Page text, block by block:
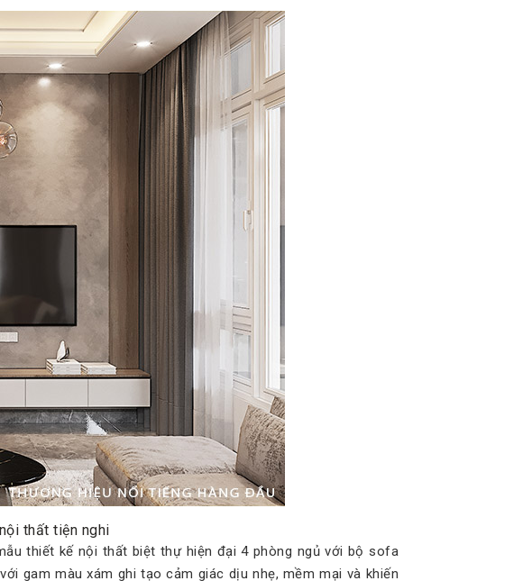
thất tiện nghi
thiết kế nội thất biệt thự hiện đại 4 phòng ngủ với bộ sofa
gam màu xám ghi tạo cảm giác dịu nhẹ, mềm mại và khiến